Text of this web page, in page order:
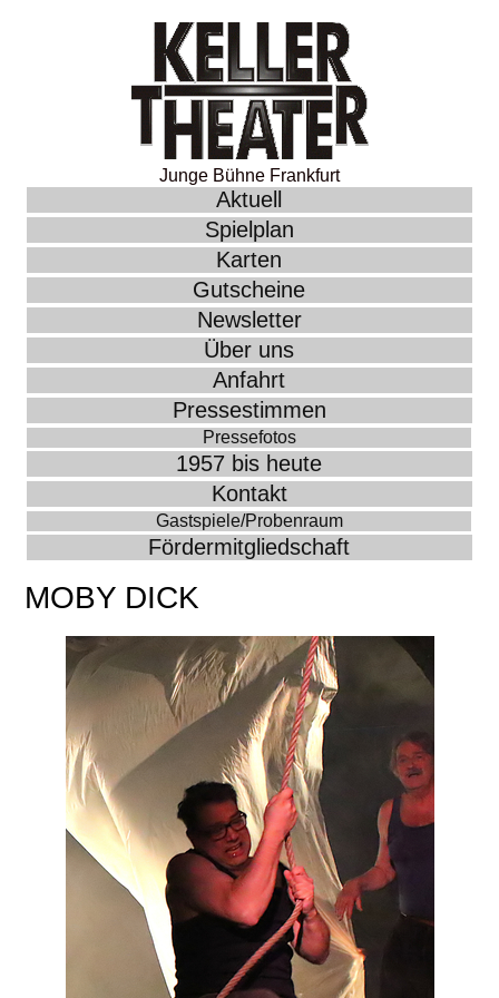
Junge Bühne Frankfurt
Aktuell
Spielplan
Karten
Gutscheine
Newsletter
Über uns
Anfahrt
Pressestimmen
Pressefotos
1957 bis heute
Kontakt
Gastspiele/Probenraum
Fördermitgliedschaft
MOBY DICK